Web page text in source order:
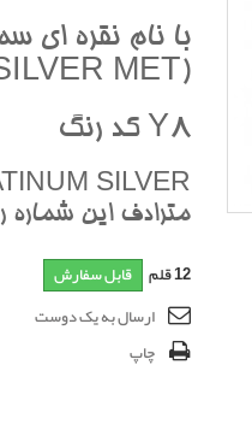
با نام نقره اي
(SYMPHONY SILVER MET)
Y8 کد رنگ
مترادف اين شماره
12قلم قابل سفارش
ارسال به یک دوست
چاپ